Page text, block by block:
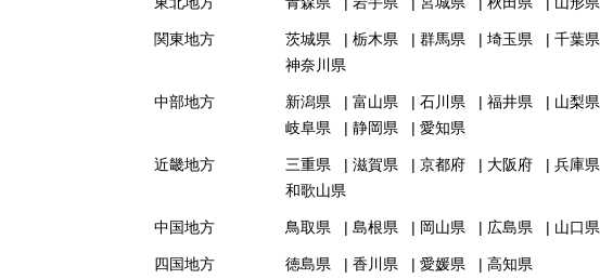
関東地方 茨城県 栃木県 群馬県 埼玉県 千葉県
神奈川県
中部地方 新潟県 富山県 石川県 福井県 山梨県
岐阜県
静岡県 愛知県
近畿地方 三重県 滋賀県 京都府 大阪府 兵庫県
和歌山県
中国地方 鳥取県 島根県 岡山県 広島県 山口県
四国地方 徳島県 香川県 愛媛県 高知県